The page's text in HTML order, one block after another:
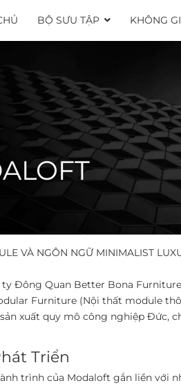
BỘ SƯU TẬP KHÔNG
VÀ NGÔN NGỮ MINIMALIST
Đông Quan Better Bona
Furniture (Nội thất module
xuất quy mô công nghiệp Đức,
Triển
trình của Modaloft gắn liền với